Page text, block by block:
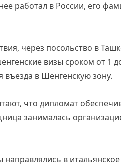
работал в России, его
через посольство в
визы сроком от 1
въезда в Шенгенскую зону.
что дипломат
занималась
направлялись в